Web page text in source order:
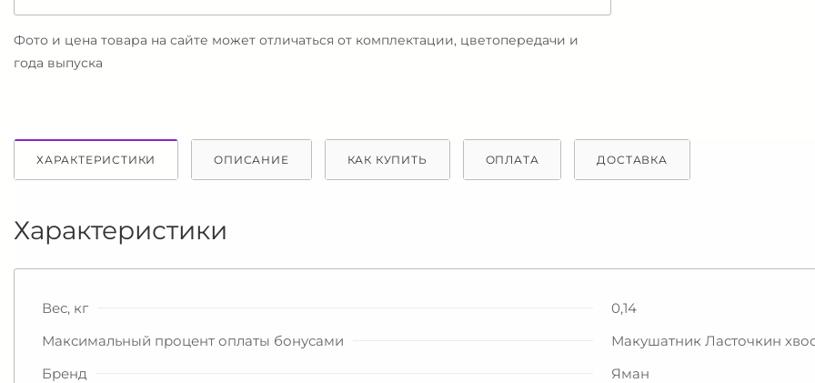
Фото и цена товара на сайте может отличаться от комплектации, цветопередачи и
года выпуска
ХАРАКТЕРИСТИКИ ОПИСАНИЕ КАК КУПИТЬ ОПЛАТА ДОСТАВКА
Характеристики
Вес, кг
0,14
Максимальный процент оплаты бонусами
Макушатник Ласточкин
Бренд
Яман